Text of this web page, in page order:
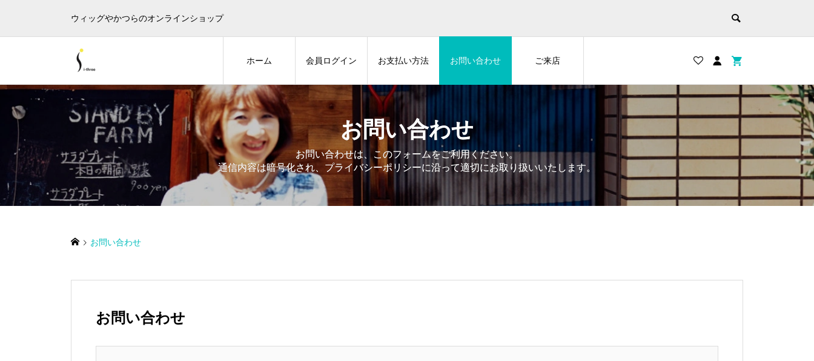
ウィッグやかつらのオンラインショップ
ホーム 会員ログイン お支払い方法 お問い合わせ ご来店
お問い合わせ
お問い合わせは、このフォームをご利用ください。
通信内容は暗号化され、プライバシーポリシーに沿って適切にお取り扱いいたします。
お問い合わせ
お問い合わせ